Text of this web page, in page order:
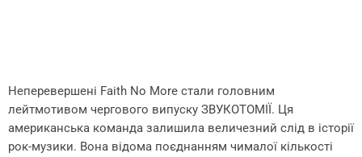
Неперевершені Faith No More стали головним
лейтмотивом чергового випуску ЗВУКОТОМІЇ. Ця
американська команда залишила величезний слід в історії
рок-музики. Вона відома поєднанням чималої кількості